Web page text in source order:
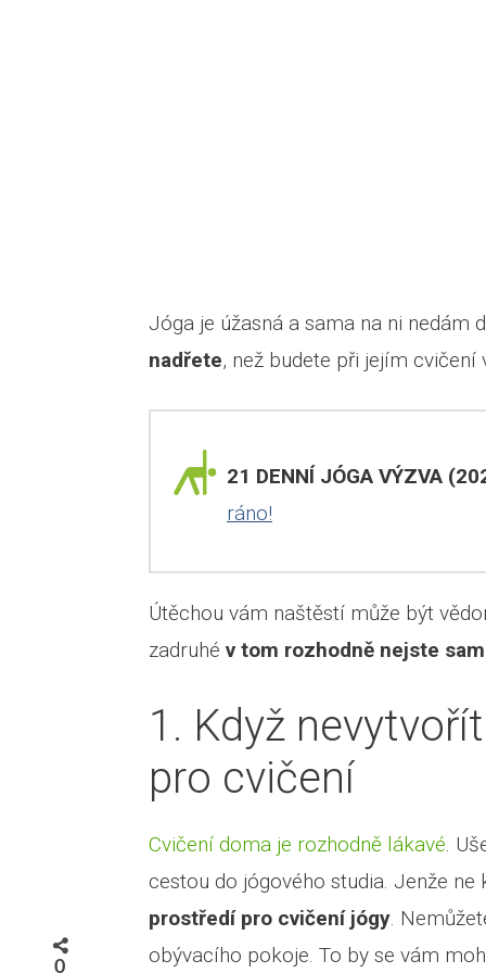
Jóga je úžasná a sama na ni
nadřete, než budete při jejím
21 DENNÍ JÓGA VÝZVA
ráno!
Útěchou vám naštěstí může být
zadruhé v tom rozhodně nejste
1. Když
pro cvičení
Cvičení doma je rozhodně lákavé.
cestou do jógového studia. Jenže
prostředí pro cvičení jógy.
obývacího pokoje. To by se vám
0